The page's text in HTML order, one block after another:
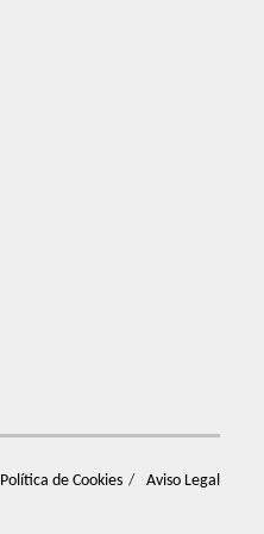
Política de Cookies Aviso Legal